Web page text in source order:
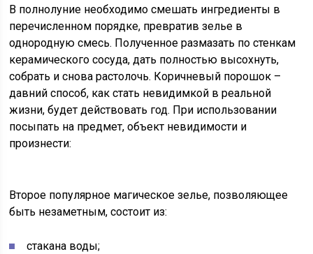
В полнолуние необходимо смешать ингредиенты в
перечисленном порядке, превратив зелье в
однородную смесь. Полученное размазать по стенкам
керамического сосуда, дать полностью высохнуть,
собрать и снова растолочь. Коричневый порошок –
давний способ, как стать невидимкой в реальной
жизни, будет действовать год. При использовании
посыпать на предмет, объект невидимости и
произнести:
Второе популярное магическое зелье, позволяющее
быть незаметным, состоит из:
стакана воды;